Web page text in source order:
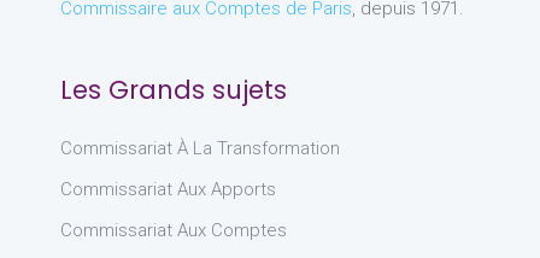
Commissaire aux Comptes de Paris , depuis 1971.
Les Grands sujets
Commissariat À La Transformation
Commissariat Aux Apports
Commissariat Aux Comptes